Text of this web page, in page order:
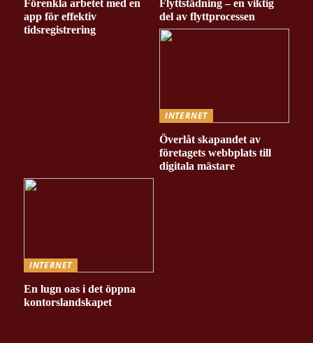
Förenkla arbetet med en
app för effektiv
tidsregistrering
Flyttstädning – en viktig
del av flyttprocessen
INTERNET
Överlåt skapandet av
företagets webbplats till
digitala mästare
INTERNET
En lugn oas i det öppna
kontorslandskapet